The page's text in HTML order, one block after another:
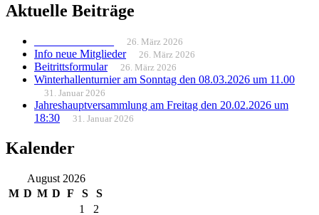
Aktuelle Beiträge
26. März 2026
Info neue Mitglieder 26. März 2026
Beitrittsformular 26. März 2026
Winterhallenturnier am Sonntag den 08.03.2026 um 11.00
31. Januar 2026
Jahreshauptversammlung am Freitag den 20.02.2026 um
18:30
31. Januar 2026
Kalender
August 2026
M D M D F S
S
1
2